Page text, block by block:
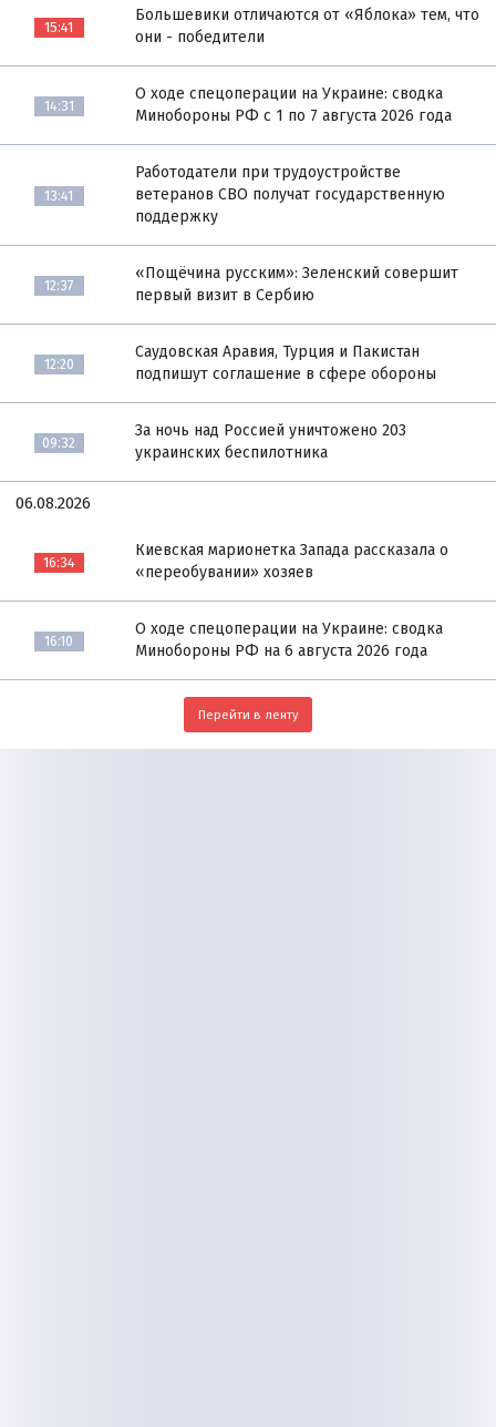
15:41
Большевики отличаются от «Яблока» тем, что
они - победители
14:31
О ходе спецоперации на Украине: сводка
Минобороны РФ с 1 по 7 августа 2026 года
13:41
Работодатели при трудоустройстве
ветеранов СВО получат государственную
поддержку
12:37
«Пощёчина русским»: Зеленский совершит
первый визит в Сербию
12:20
Саудовская Аравия, Турция и Пакистан
подпишут соглашение в сфере обороны
09:32
За ночь над Россией уничтожено 203
украинских беспилотника
06.08.2026
16:34
Киевская марионетка Запада рассказала о
«переобувании» хозяев
16:10
О ходе спецоперации на Украине: сводка
Минобороны РФ на 6 августа 2026 года
Перейти в ленту